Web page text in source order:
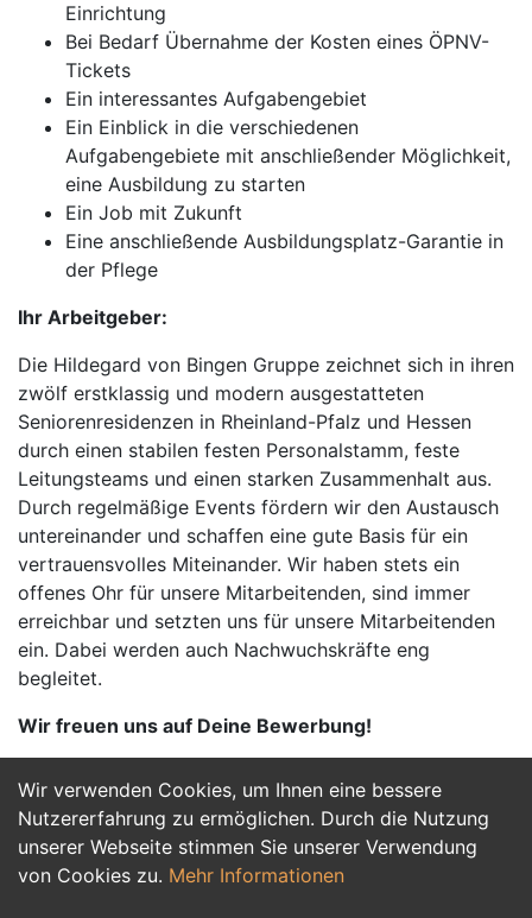
Wir verwenden Cookies, um Ihnen eine bessere
Nutzererfahrung zu ermöglichen. Durch die Nutzung
unserer Webseite stimmen Sie unserer Verwendung
von Cookies zu. Mehr Informationen
Einrichtung
Bei Bedarf Übernahme der Kosten eines ÖPNV-
Tickets
Ein interessantes Aufgabengebiet
Ein Einblick in die verschiedenen
Aufgabengebiete mit anschließender Möglichkeit,
eine Ausbildung zu starten
Ein Job mit Zukunft
Eine anschließende Ausbildungsplatz-Garantie in
der Pflege
Ihr Arbeitgeber:
Die Hildegard von Bingen Gruppe zeichnet sich in ihren
zwölf erstklassig und modern ausgestatteten
Seniorenresidenzen in Rheinland-Pfalz und Hessen
durch einen stabilen festen Personalstamm, feste
Leitungsteams und einen starken Zusammenhalt aus.
Durch regelmäßige Events fördern wir den Austausch
untereinander und schaffen eine gute Basis für ein
vertrauensvolles Miteinander. Wir haben stets ein
offenes Ohr für unsere Mitarbeitenden, sind immer
erreichbar und setzten uns für unsere Mitarbeitenden
ein. Dabei werden auch Nachwuchskräfte eng
begleitet.
Wir freuen uns auf Deine Bewerbung!
Jetzt Bewerben